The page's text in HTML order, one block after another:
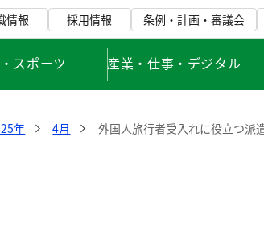
情報 採用情報 条例・計画・審議会
スポーツ 産業・仕事・デジタル
年 4月 外国人旅行者受入れに役立つ派